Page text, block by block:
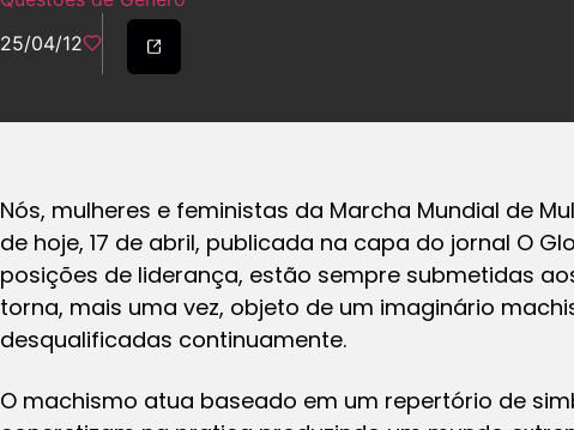
25/04/12
Nós, mulheres e feministas da Marcha Mundial de
de hoje, 17 de abril, publicada na capa do jornal O
posições de liderança, estão sempre submetidas
torna, mais uma vez, objeto de um imaginário
desqualificadas continuamente.
O machismo atua baseado em um repertório de